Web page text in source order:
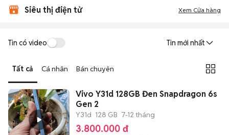
Test máy tại chỗ: Tạo điều kiện để người mua đến tận nơi xem xét cẩn
Dễ dàng thương lượng: Quá trình mua bán diễn ra trực tiếp, cho phép
hai bên trao đổi giá cả linh hoạt và có thể chốt giao dịch ngay trong
Siêu thị điện tử Xem Cửa hàng
Tin có video Tin mới nhất
Tất cả Cá nhân Bán chuyên
Vivo Y31d 128GB Đen Snapdragon 6s
Gen 2
Y31d 128 GB 7-12 tháng
3.800.000 đ